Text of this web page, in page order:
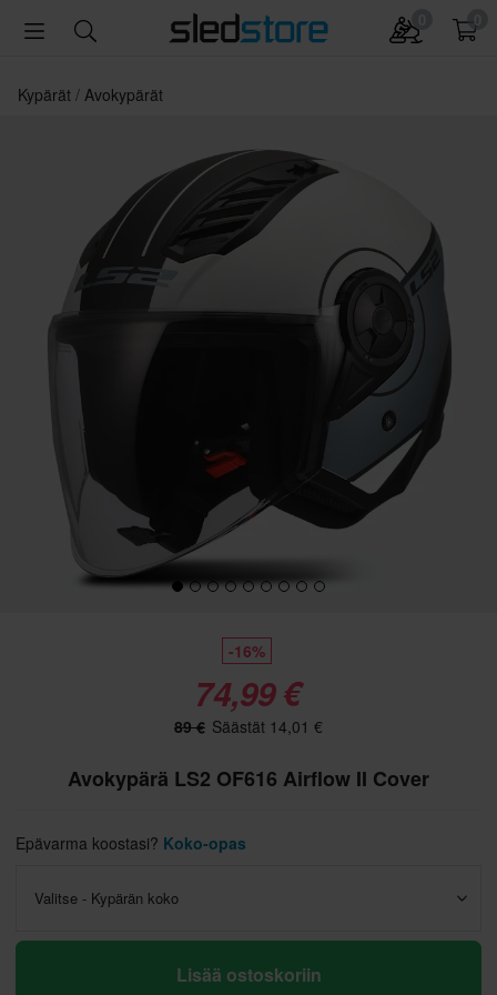
Kypärät Avokypärät
-16%
74,99 €
89 € Säästät 14,01 €
Avokypärä LS2 OF616 Airflow II Cover
Epävarma koostasi? Koko-opas
Valitse - Kypärän koko
Lisää ostoskoriin